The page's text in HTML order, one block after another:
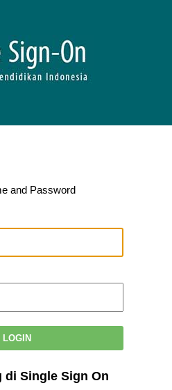
and Password
di Single Sign On